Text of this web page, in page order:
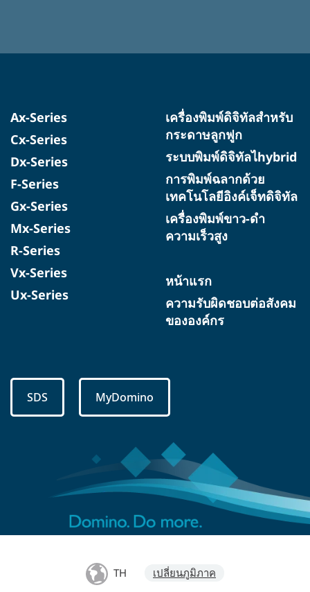
Ax-Series
Cx-Series
Dx-Series
F-Series
Gx-Series
Mx-Series
R-Series
Vx-Series
Ux-Series
เครื่องพิมพ์ดิจิทัลสำหรับ
กระดาษลูกฟูก
ระบบพิมพ์ดิจิทัลไhybrid
การพิมพ์ฉลากด้วย
เทคโนโลยีอิงค์เจ็ทดิจิทัล
เครื่องพิมพ์ขาว-ดำ
ความเร็วสูง
หน้าแรก
ความรับผิดชอบต่อสังคม
ขององค์กร
SDS MyDomino
TH เปลี่ยนภูมิภาค